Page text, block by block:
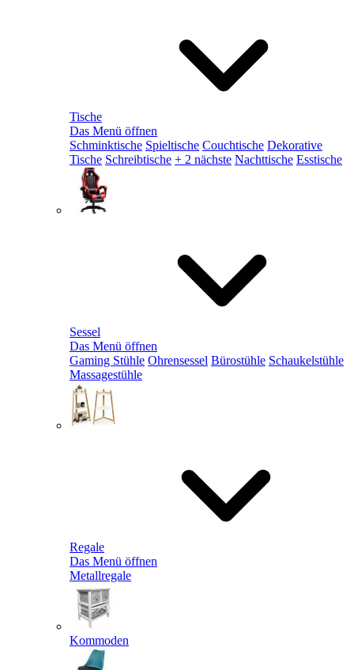
Tische
Das Menü öffnen
Schminktische Spieltische Couchtische Dekorative
Tische Schreibtische + 2 nächste Nachttische Esstische
Sessel
Das Menü öffnen
Gaming Stühle Ohrensessel Bürostühle Schaukelstühle
Massagestühle
Regale
Das Menü öffnen
Metallregale
Kommoden